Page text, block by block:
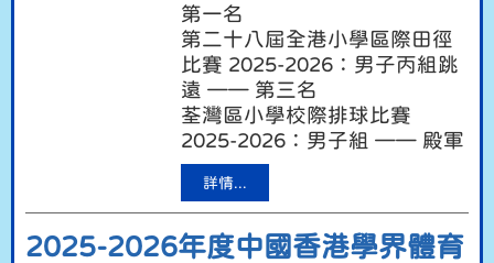
第一名
第二十八屆全港小學區際田徑
比賽 2025-2026：男子丙組跳
遠 —— 第三名
荃灣區小學校際排球比賽
2025-2026：男子組 —— 殿軍
詳情...
2025-2026年度中國香港學界體育